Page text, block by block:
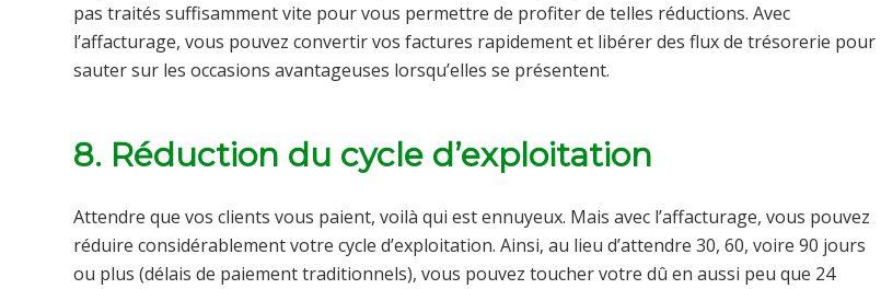
pas traités suffisamment vite pour vous permettre de profiter de telles réductions. Avec
l’affacturage, vous pouvez convertir vos factures rapidement et libérer des flux de trésorerie pour
sauter sur les occasions avantageuses lorsqu’elles se présentent.
8. Réduction du cycle d’exploitation
Attendre que vos clients vous paient, voilà qui est ennuyeux. Mais avec l’affacturage, vous pouvez
réduire considérablement votre cycle d’exploitation. Ainsi, au lieu d’attendre 30, 60, voire 90 jours
ou plus (délais de paiement traditionnels), vous pouvez toucher votre dû en aussi peu que 24